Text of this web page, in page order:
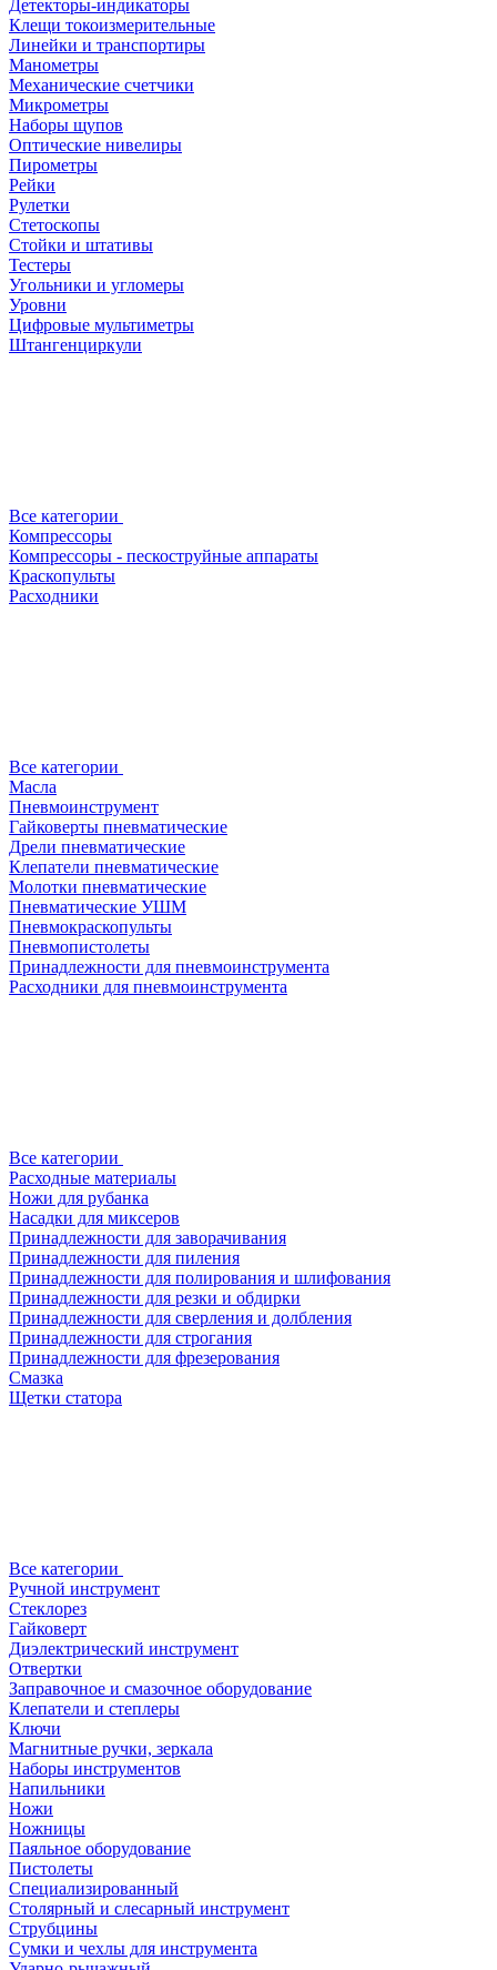
Детекторы-индикаторы
Клещи токоизмерительные
Линейки и транспортиры
Манометры
Механические счетчики
Микрометры
Наборы щупов
Оптические нивелиры
Пирометры
Рейки
Рулетки
Стетоскопы
Стойки и штативы
Тестеры
Угольники и угломеры
Уровни
Цифровые мультиметры
Штангенциркули
Все категории
Компрессоры
Компрессоры - пескоструйные аппараты
Краскопульты
Расходники
Все категории
Масла
Пневмоинструмент
Гайковерты пневматические
Дрели пневматические
Клепатели пневматические
Молотки пневматические
Пневматические УШМ
Пневмокраскопульты
Пневмопистолеты
Принадлежности для пневмоинструмента
Расходники для пневмоинструмента
Все категории
Расходные материалы
Ножи для рубанка
Насадки для миксеров
Принадлежности для заворачивания
Принадлежности для пиления
Принадлежности для полирования и шлифования
Принадлежности для резки и обдирки
Принадлежности для сверления и долбления
Принадлежности для строгания
Принадлежности для фрезерования
Смазка
Щетки статора
Все категории
Ручной инструмент
Стеклорез
Гайковерт
Диэлектрический инструмент
Отвертки
Заправочное и смазочное оборудование
Клепатели и степлеры
Ключи
Магнитные ручки, зеркала
Наборы инструментов
Напильники
Ножи
Ножницы
Паяльное оборудование
Пистолеты
Специализированный
Столярный и слесарный инструмент
Струбцины
Сумки и чехлы для инструмента